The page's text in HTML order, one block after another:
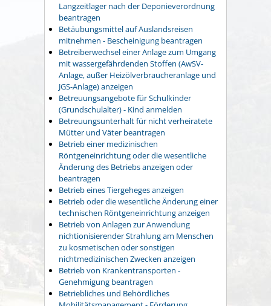
Langzeitlager nach der Deponieverordnung
beantragen
Betäubungsmittel auf Auslandsreisen
mitnehmen - Bescheinigung beantragen
Betreiberwechsel einer Anlage zum Umgang
mit wassergefährdenden Stoffen (AwSV-
Anlage, außer Heizölverbraucheranlage und
JGS-Anlage) anzeigen
Betreuungsangebote für Schulkinder
(Grundschulalter) - Kind anmelden
Betreuungsunterhalt für nicht verheiratete
Mütter und Väter beantragen
Betrieb einer medizinischen
Röntgeneinrichtung oder die wesentliche
Änderung des Betriebs anzeigen oder
beantragen
Betrieb eines Tiergeheges anzeigen
Betrieb oder die wesentliche Änderung einer
technischen Röntgeneinrichtung anzeigen
Betrieb von Anlagen zur Anwendung
nichtionisierender Strahlung am Menschen
zu kosmetischen oder sonstigen
nichtmedizinischen Zwecken anzeigen
Betrieb von Krankentransporten -
Genehmigung beantragen
Betriebliches und Behördliches